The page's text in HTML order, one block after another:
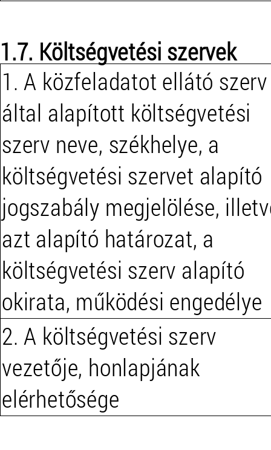
1.7. Költségvetési szervek
1. A közfeladatot ellátó szerv
által alapított költségvetési
szerv neve, székhelye, a
költségvetési szervet alapító
jogszabály megjelölése,
azt alapító határozat, a
költségvetési szerv alapító
okirata, működési engedélye
2. A költségvetési szerv
vezetője, honlapjának
elérhetősége